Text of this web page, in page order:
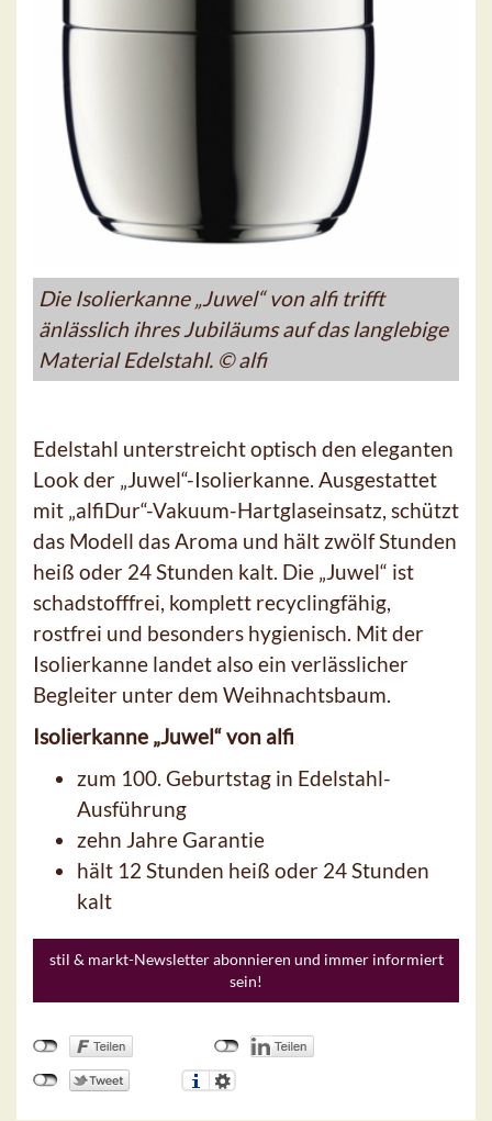
Die Isolierkanne „Juwel“ von alfi trifft
änlässlich ihres Jubiläums auf das langlebige
Material Edelstahl. © alfi
Edelstahl unterstreicht optisch den eleganten
Look der „Juwel“-Isolierkanne. Ausgestattet
mit „alfiDur“-Vakuum-Hartglaseinsatz, schützt
das Modell das Aroma und hält zwölf Stunden
heiß oder 24 Stunden kalt. Die „Juwel“ ist
schadstofffrei, komplett recyclingfähig,
rostfrei und besonders hygienisch. Mit der
Isolierkanne landet also ein verlässlicher
Begleiter unter dem Weihnachtsbaum.
Isolierkanne „Juwel“ von alfi
zum 100. Geburtstag in Edelstahl-
Ausführung
zehn Jahre Garantie
hält 12 Stunden heiß oder 24 Stunden
kalt
stil & markt-Newsletter abonnieren und immer informiert
sein!